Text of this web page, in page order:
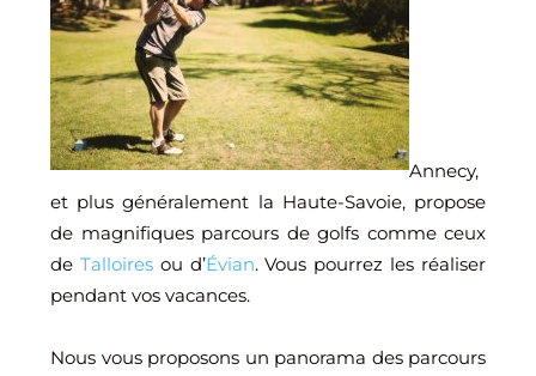
Annecy,
et plus généralement la Haute-Savoie, propose
de magnifiques parcours de golfs comme ceux
de Talloiresou d’Évian. Vous pourrez les réaliser
pendant vos vacances.
Nous vous proposons un panorama des parcours